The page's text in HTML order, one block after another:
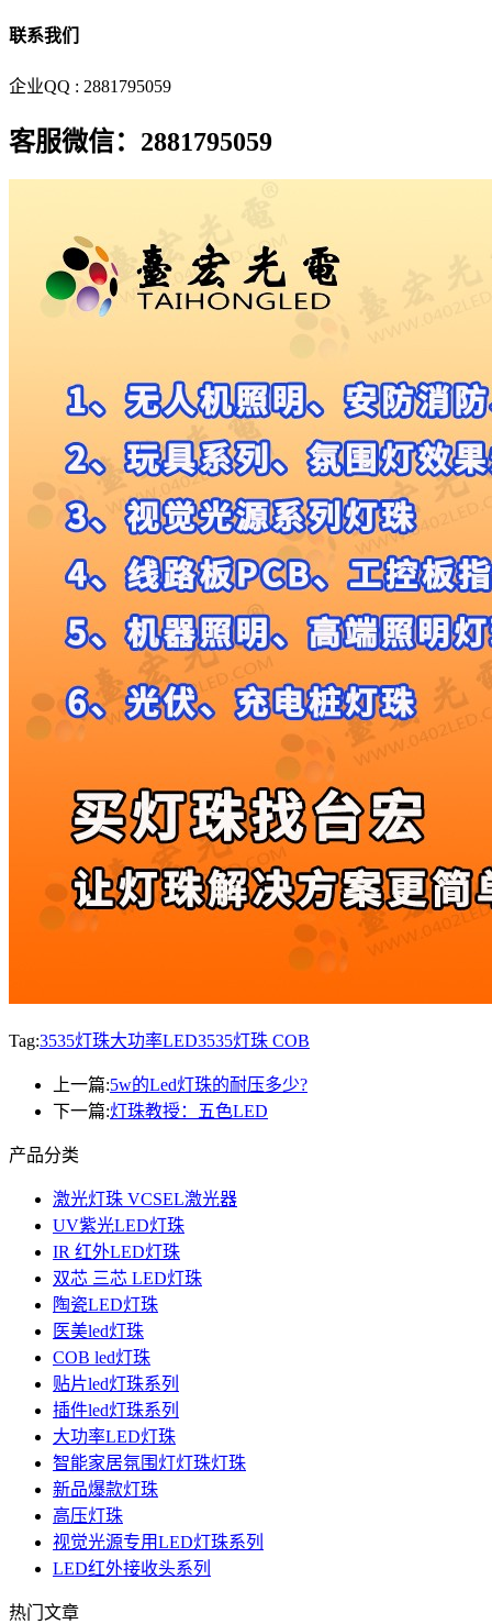
联系我们
企业QQ : 2881795059
客服微信：2881795059
Tag:3535灯珠大功率LED3535灯珠 COB
上一篇:5w的Led灯珠的耐压多少?
下一篇:灯珠教授：五色LED
产品分类
激光灯珠 VCSEL激光器
UV紫光LED灯珠
IR 红外LED灯珠
双芯 三芯 LED灯珠
陶瓷LED灯珠
医美led灯珠
COB led灯珠
贴片led灯珠系列
插件led灯珠系列
大功率LED灯珠
智能家居氛围灯灯珠灯珠
新品爆款灯珠
高压灯珠
视觉光源专用LED灯珠系列
LED红外接收头系列
热门文章